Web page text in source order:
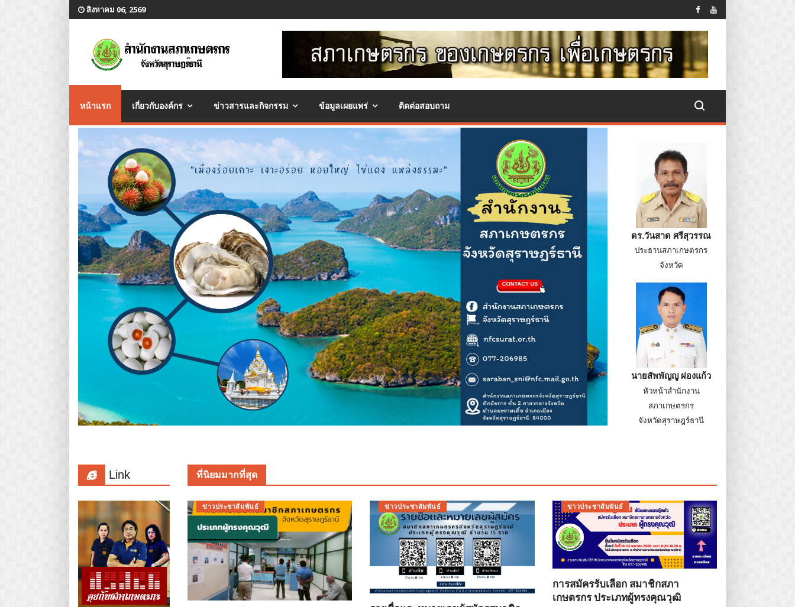
สิงหาคม 06, 2569
หน้าแรก เกี่ยวกับองค์กร ข่าวสารและกิจกรรม ข้อมูลเผยแพร่ ติดต่อสอบถาม
ดร.วันสาด ศรีสุวรรณ
ประธานสภาเกษตรกร
จังหวัด
นายสัพพัญญู ผ่องแก้ว
หัวหน้าสำนักงาน
สภาเกษตรกร
จังหวัดสุราษฎร์ธานี
Link ที่นิยมมากที่สุด
ข่าวประชาสัมพันธ์ ข่าวประชาสัมพันธ์
การสมัครรับเลือก สมาชิกสภา
เกษตรกร ประเภทผู้ทรงคุณวุฒิ
ข่าวประชาสัมพันธ์